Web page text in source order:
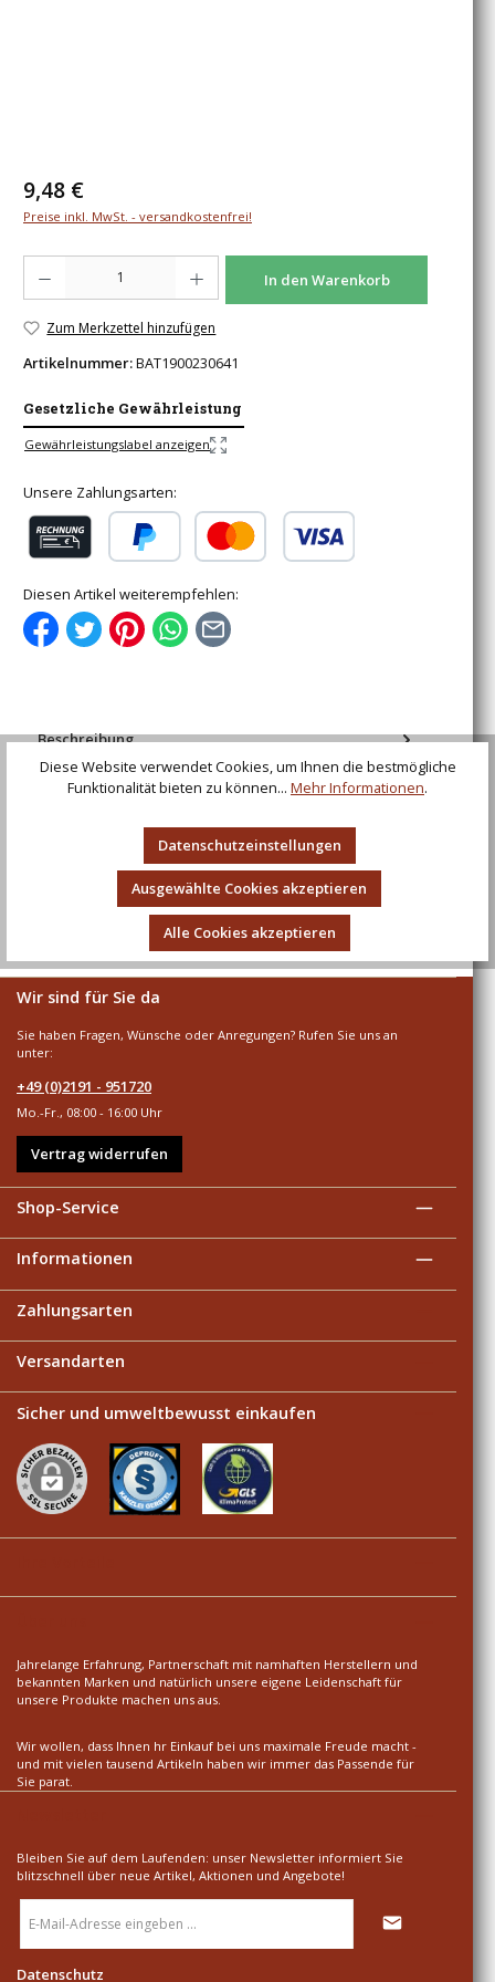
Regulärer Preis:
9,48 €
Preise inkl. MwSt. - versandkostenfrei!
In den Warenkorb
Zum Merkzettel hinzufügen
Artikelnummer:BAT1900230641
Gesetzliche Gewährleistung
Gewährleistungslabel anzeigen
Unsere Zahlungsarten:
Diesen Artikel weiterempfehlen:
Beschreibung
Spalierfackel aus hochwertigem Fackeltuch, 30 cm,
Menge 1
Wir sind für Sie da
Sie haben Fragen, Wünsche oder Anregungen? Rufen Sie uns an
unter:
+49 (0)2191 - 951720
Mo.-Fr., 08:00 - 16:00 Uhr
Vertrag widerrufen
Shop-Service
Informationen
Zahlungsarten
Versandarten
Sicher und umweltbewusst einkaufen
Jahrelange Erfahrung, Partnerschaft mit namhaften Herstellern und
bekannten Marken und natürlich unsere eigene Leidenschaft für
unsere Produkte machen uns aus.
Wir wollen, dass Ihnen hr Einkauf bei uns maximale Freude macht -
und mit vielen tausend Artikeln haben wir immer das Passende für
Sie parat.
Bleiben Sie auf dem Laufenden: unser Newsletter informiert Sie
blitzschnell über neue Artikel, Aktionen und Angebote!
Mail-
Datenschutz
Diese Website verwendet Cookies, um Ihnen die bestmögliche
Funktionalität bieten zu können... Mehr Informationen.
Datenschutzeinstellungen
Ausgewählte Cookies akzeptieren
Alle Cookies akzeptieren